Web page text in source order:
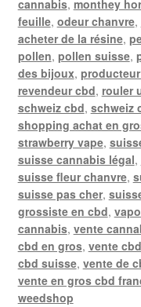
cannabis, monthey
feuille, odeur chanvre,
acheter de la résine,
pollen, pollen suisse,
des bijoux,
revendeur cbd, rouler
schweiz cbd, schweiz
shopping achat en
strawberry vape,
suisse cannabis légal,
suisse fleur chanvre,
suisse pas cher,
grossiste en cbd,
cannabis, vente
cbd en gros, vente
cbd suisse, vente de
vente en gros cbd
weedshop